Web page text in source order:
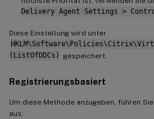
Delivery Agent Settings >
Diese Einstellung wird unter
(ListOfDDCs) gespeichert.
Registrierungsbasiert
Um diese Methode anzugeben, führen
aus: